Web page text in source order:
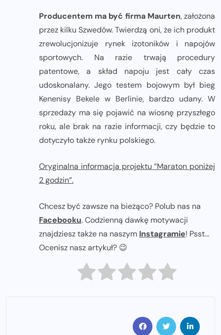
Producentem ma być firma Maurten, założona
przez kilku Szwedów. Twierdzą oni, że ich produkt
zrewolucjonizuje rynek izotoników i napojów
sportowych. Na razie trwają procedury
patentowe, a skład napoju jest cały czas
udoskonalany. Jego testem bojowym był bieg
Kenenisy Bekele w Berlinie, bardzo udany. W
sprzedaży ma się pojawić na wiosnę przyszłego
roku, ale brak na razie informacji, czy będzie to
dotyczyło także rynku polskiego.
Oryginalna informacja projektu “Maraton poniżej
2 godzin”.
Chcesz być zawsze na bieżąco? Polub nas na
Facebooku. Codzienną dawkę motywacji
znajdziesz także na naszym Instagramie! Psst...
Ocenisz nasz artykuł? 😉